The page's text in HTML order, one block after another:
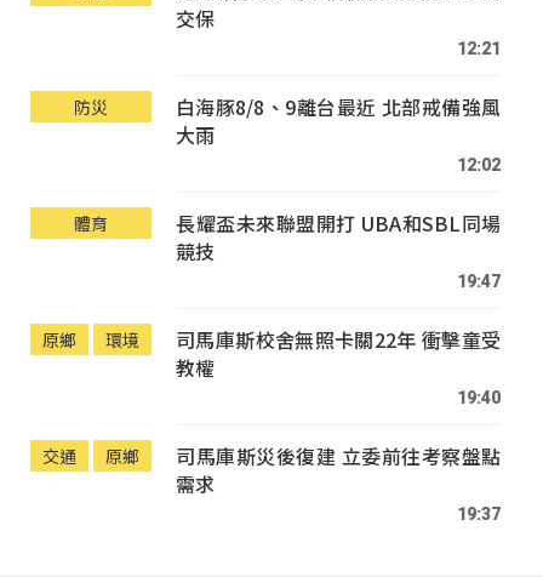
交保
12:21
防災
白海豚8/8、9離台最近 北部戒備強風
大雨
12:02
體育
長耀盃未來聯盟開打 UBA和SBL同場
競技
19:47
原鄉 環境
司馬庫斯校舍無照卡關22年 衝擊童受
教權
19:40
交通 原鄉
司馬庫斯災後復建 立委前往考察盤點
需求
19:37